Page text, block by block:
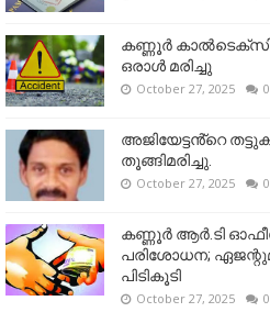
കണ്ണൂര്‍
ഒരാള്‍ മരിച്ചു
October 27, 2025 0
അജിയേട്ടൻ്റെ
തൂങ്ങിമരിച്ചു.
October 27, 2025 0
കണ്ണൂര്‍ ആര്‍.ടി
പരിശോധന;
പിടികൂടി
October 27, 2025 0